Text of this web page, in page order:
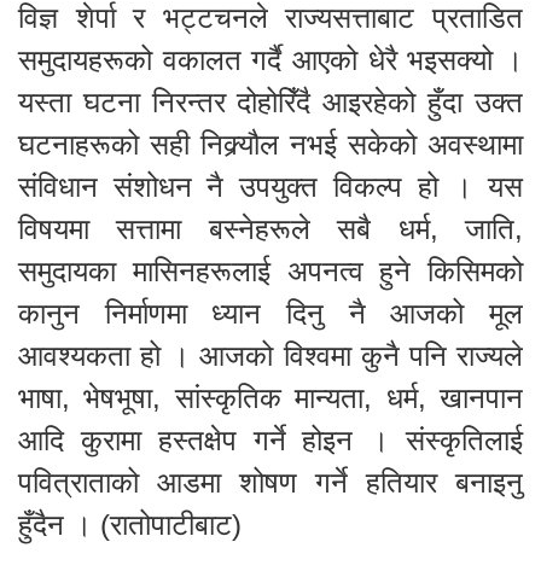
विज्ञ शेर्पा र भट्टचनले राज्यसत्ताबाट प्रताडित
समुदायहरूको वकालत गर्दै आएको धेरै भइसक्यो ।
यस्ता घटना निरन्तर दोहोरिँदै आइरहेको हुँदा उक्त
घटनाहरूको सही निक्र्यौल नभई सकेको अवस्थामा
संविधान संशोधन नै उपयुक्त विकल्प हो । यस
विषयमा सत्तामा बस्नेहरूले सबै धर्म, जाति,
समुदायका मासिनहरूलाई अपनत्व हुने किसिमको
कानुन निर्माणमा ध्यान दिनु नै आजको मूल
आवश्यकता हो । आजको विश्वमा कुनै पनि राज्यले
भाषा, भेषभूषा, सांस्कृतिक मान्यता, धर्म, खानपान
आदि कुरामा हस्तक्षेप गर्ने होइन । संस्कृतिलाई
पवित्राताको आडमा शोषण गर्ने हतियार बनाइनु
हुँदैन । (रातोपाटीबाट)